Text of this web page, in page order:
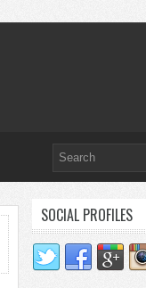
SOCIAL PROFILES